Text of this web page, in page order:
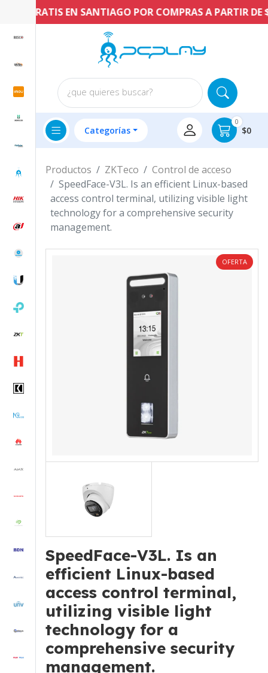
GRATIS EN SANTIAGO POR COMPRAS A PARTIR DE
¿que quieres buscar?
Categorías
0
$0
Productos ZKTeco
Control de acceso
SpeedFace-V3L. Is an efficient Linux-based
access control terminal, utilizing visible light
technology for a comprehensive security
management.
OFERTA
SpeedFace-V3L. Is an
efficient Linux-based
access control terminal,
utilizing visible light
technology for a
comprehensive security
management.